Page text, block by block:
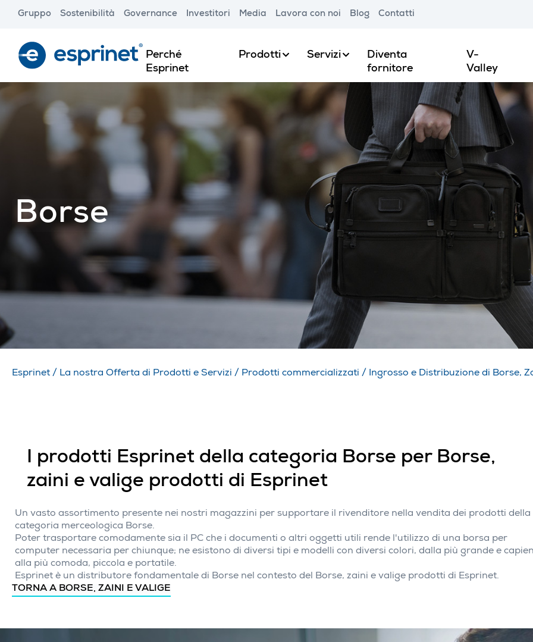
content
Gruppo Sostenibilità Governance Investitori Media Lavora con noi Blog Contatti
Perché
Esprinet
Prodotti Servizi
Diventa
fornitore
V-
Valley
Borse
Esprinet / La nostra Offerta di Prodotti e Servizi / Prodotti commercializzati / Ingrosso e Distribuzione di Borse,
I prodotti Esprinet della categoria Borse per Borse,
zaini e valige prodotti di Esprinet
Un vasto assortimento presente nei nostri magazzini per supportare il rivenditore nella vendita dei prodotti della
categoria merceologica Borse.
Poter trasportare comodamente sia il PC che i documenti o altri oggetti utili rende l'utilizzo di una borsa per
computer necessaria per chiunque; ne esistono di diversi tipi e modelli con diversi colori, dalla più grande e
alla più comoda, piccola e portatile.
Esprinet è un distributore fondamentale di Borse nel contesto del Borse, zaini e valige prodotti di Esprinet.
TORNA A BORSE, ZAINI E VALIGE